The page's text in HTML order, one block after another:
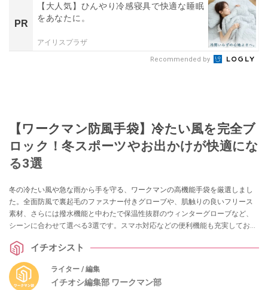
PR
【大人気】ひんやり冷感寝具で快適な睡眠
をあなたに。
アイリスプラザ
Recommended by
【ワークマン防風手袋】冷たい風を完全ブ
ロック！冬スポーツやお出かけが快適にな
る3選
冬の冷たい風や急な雨から手を守る、ワークマンの高機能手袋を厳選しまし
た。全面防風で裏起毛のファスナー付きグローブや、肌触りの良いフリース
素材、さらには撥水機能と中わたで保温性抜群のウィンターグローブなど、
シーンに合わせて選べる3選です。スマホ対応などの便利機能も充実してお
イチオシスト
ライター / 編集
イチオシ編集部 ワークマン部